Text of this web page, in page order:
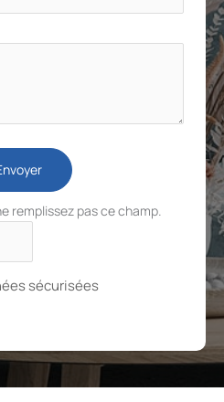
remplissez pas ce champ.
sécurisées